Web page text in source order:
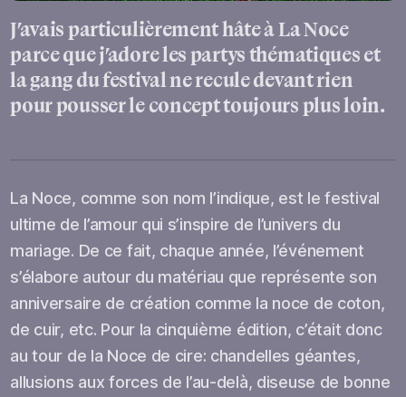
J’avais particulièrement hâte à La Noce
parce que j’adore les partys thématiques et
la gang du festival ne recule devant rien
pour pousser le concept toujours plus loin.
La Noce, comme son nom l’indique, est le festival
ultime de l’amour qui s’inspire de l’univers du
mariage. De ce fait, chaque année, l’événement
s’élabore autour du matériau que représente son
anniversaire de création comme la noce de coton,
de cuir, etc. Pour la cinquième édition, c’était donc
au tour de la Noce de cire: chandelles géantes,
allusions aux forces de l’au-delà, diseuse de bonne